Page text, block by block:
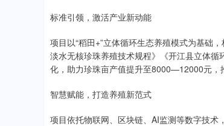
标准引领，激活产业新动能
项目以“稻田+”立体循环生态养殖模式为基础
淡水无核珍珠养殖技术规程》《开江县立体
化，助力珍珠亩产值提升至8000—12000元，
智慧赋能，打造养殖新范式
项目依托物联网、区块链、AI监测等数字技术